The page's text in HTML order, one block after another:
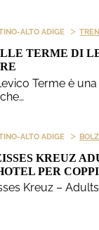
ALTO ADIGE >
TERME DI
Terme è
ALTO ADIGE >
KREUZ
PER
Kreuz –